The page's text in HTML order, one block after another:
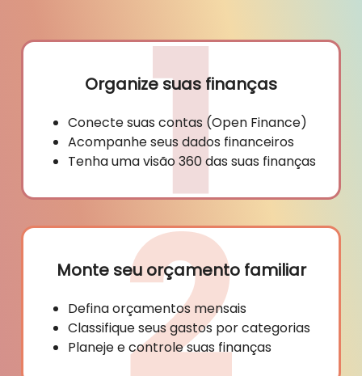
Organize suas finanças
Conecte suas contas (Open Finance)
Acompanhe seus dados financeiros
Tenha uma visão 360 das suas finanças
Monte seu orçamento familiar
Defina orçamentos mensais
Classifique seus gastos por categorias
Planeje e controle suas finanças